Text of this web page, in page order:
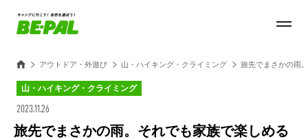
アウトドア・外遊び 山・ハイキング・クライミング 旅先でまさかの雨
山・ハイキング・クライミング
2023.11.26
旅先でまさかの雨。それでも家族で楽しめる